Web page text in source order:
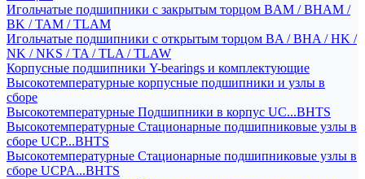
Игольчатые подшипники с закрытым торцом BAM / BHAM /
BK / TAM / TLAM
Игольчатые подшипники с открытым торцом BA / BHA / HK /
NK / NKS / TA / TLA / TLAW
Корпусные подшипники Y-bearings и комплектующие
Высокотемпературные корпусные подшипники и узлы в
сборе
Высокотемпературные Подшипники в корпус UC...BHTS
Высокотемпературные Стационарные подшипниковые узлы в
сборе UCP...BHTS
Высокотемпературные Стационарные подшипниковые узлы в
сборе UCPA...BHTS